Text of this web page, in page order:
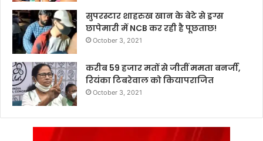
सुपरस्टार शाहरुख खान के बेटे से ड्रग्स
छापेमारी में NCB कर रही है पूछताछ!
October 3, 2021
करीब 59 हजार मतों से जीतीं ममता बनर्जी,
रियंका टिबरेवाल को कियापराजित
October 3, 2021